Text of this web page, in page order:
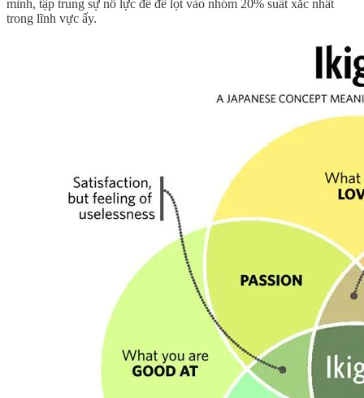
mình, tập trung sự nỗ lực để để lọt vào nhóm 20% suất xắc nhất
trong lĩnh vực ấy.